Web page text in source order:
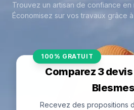
Trouvez un artisan de confiance en
Économisez sur vos travaux grâce
100% GRATUIT
Comparez 3
Blesmes
Recevez des propositions